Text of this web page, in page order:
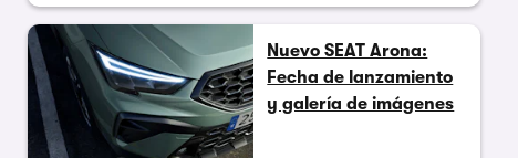
Nuevo SEAT Arona:
Fecha de lanzamiento
y galería de imágenes